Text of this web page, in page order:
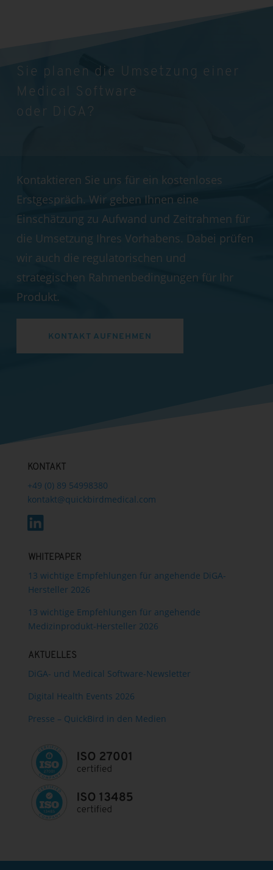
Sie planen die Umsetzung einer
Medical Software
oder DiGA?
Kontaktieren Sie uns für ein kostenloses
Erstgespräch. Wir geben Ihnen eine
Einschätzung zu Aufwand und Zeitrahmen für
die Umsetzung Ihres Vorhabens. Dabei prüfen
wir auch die regulatorischen und
strategischen Rahmenbedingungen für Ihr
Produkt.
KONTAKT AUFNEHMEN
KONTAKT
+49 (0) 89 54998380
kontakt@quickbirdmedical.com
WHITEPAPER
13 wichtige Empfehlungen für angehende DiGA-
Hersteller 2026
13 wichtige Empfehlungen für angehende
Medizinprodukt-Hersteller 2026
AKTUELLES
DiGA- und Medical Software-Newsletter
Digital Health Events 2026
Presse – QuickBird in den Medien